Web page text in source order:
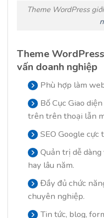
Theme WordPress
Theme
vấn doanh nghiệp
Phù hợp làm
Bố Cục Giao
trên trên thoại lẫn
SEO Google cực
Quản trị dễ
hay lâu năm.
Đầy đủ chức
chuyên nghiệp.
Tin tức, blog,